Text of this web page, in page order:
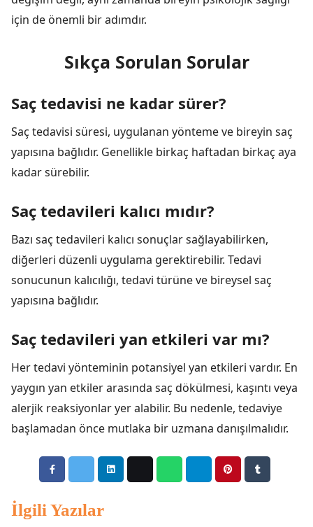
için de önemli bir adımdır.
Sıkça Sorulan Sorular
Saç tedavisi ne kadar sürer?
Saç tedavisi süresi, uygulanan yönteme ve bireyin saç
yapısına bağlıdır. Genellikle birkaç haftadan birkaç aya
kadar sürebilir.
Saç tedavileri kalıcı mıdır?
Bazı saç tedavileri kalıcı sonuçlar sağlayabilirken,
diğerleri düzenli uygulama gerektirebilir. Tedavi
sonucunun kalıcılığı, tedavi türüne ve bireysel saç
yapısına bağlıdır.
Saç tedavileri yan etkileri var mı?
Her tedavi yönteminin potansiyel yan etkileri vardır. En
yaygın yan etkiler arasında saç dökülmesi, kaşıntı veya
alerjik reaksiyonlar yer alabilir. Bu nedenle, tedaviye
başlamadan önce mutlaka bir uzmana danışılmalıdır.
İlgili Yazılar